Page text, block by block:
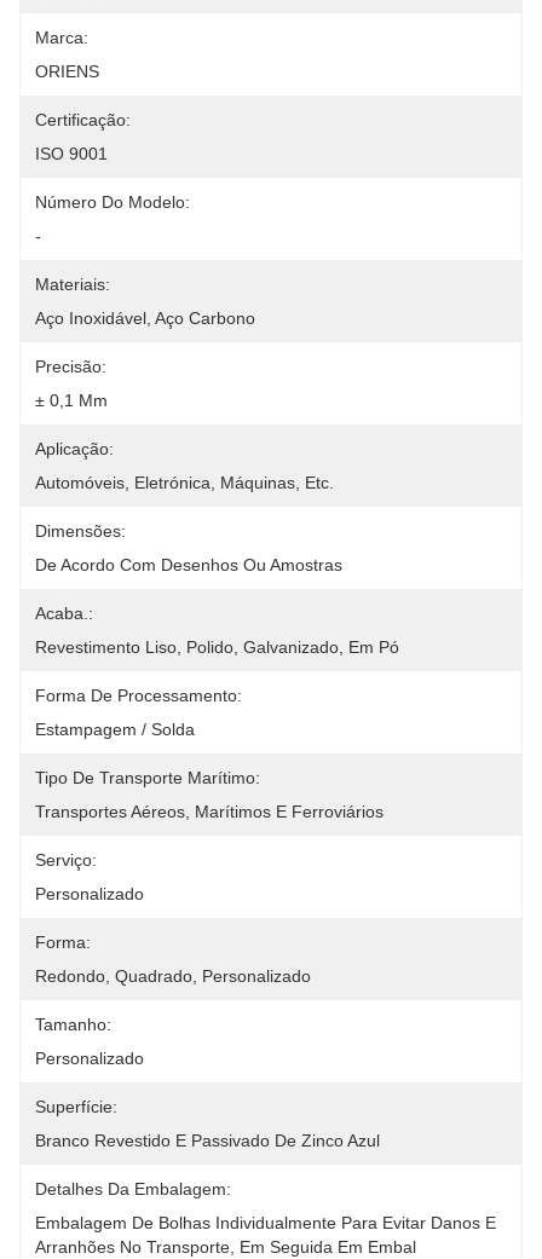
Marca:
ORIENS
Certificação:
ISO 9001
Número Do Modelo:
-
Materiais:
Aço Inoxidável, Aço Carbono
Precisão:
± 0,1 Mm
Aplicação:
Automóveis, Eletrónica, Máquinas, Etc.
Dimensões:
De Acordo Com Desenhos Ou Amostras
Acaba.:
Revestimento Liso, Polido, Galvanizado, Em Pó
Forma De Processamento:
Estampagem / Solda
Tipo De Transporte Marítimo:
Transportes Aéreos, Marítimos E Ferroviários
Serviço:
Personalizado
Forma:
Redondo, Quadrado, Personalizado
Tamanho:
Personalizado
Superfície:
Branco Revestido E Passivado De Zinco Azul
Detalhes Da Embalagem:
Embalagem De Bolhas Individualmente Para Evitar Danos E
Arranhões No Transporte, Em Seguida Em Embal